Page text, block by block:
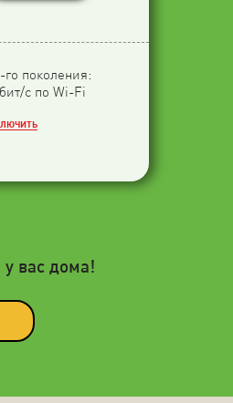
го поколения:
с по Wi-Fi
у вас дома!